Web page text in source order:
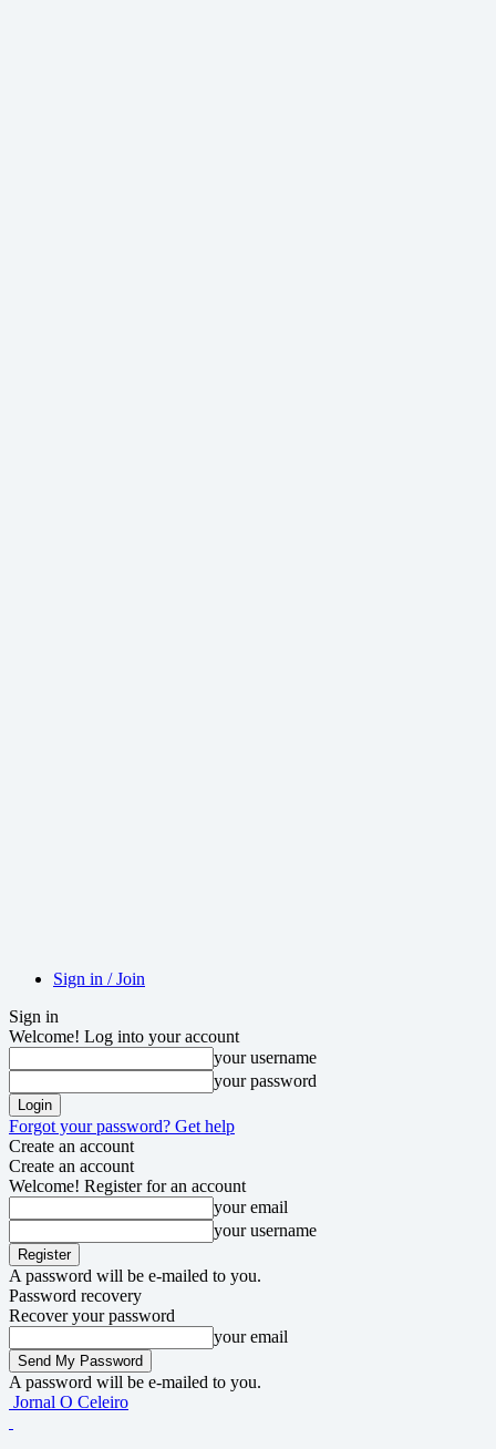
Sign in / Join
Sign in
Welcome! Log into your account
your username
your password
Forgot your password? Get help
Create an account
Create an account
Welcome! Register for an account
your email
your username
A password will be e-mailed to you.
Password recovery
Recover your password
your email
A password will be e-mailed to you.
Jornal O Celeiro